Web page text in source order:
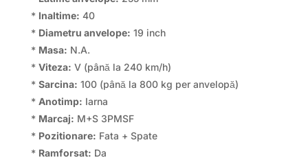
* Inaltime: 40
* Diametru anvelope: 19 inch
* Masa: N.A.
* Viteza: V (până la 240 km/h)
* Sarcina: 100 (până la 800 kg per anvelopă)
* Anotimp: Iarna
* Marcaj: M+S 3PMSF
* Pozitionare: Fata + Spate
* Ramforsat: Da